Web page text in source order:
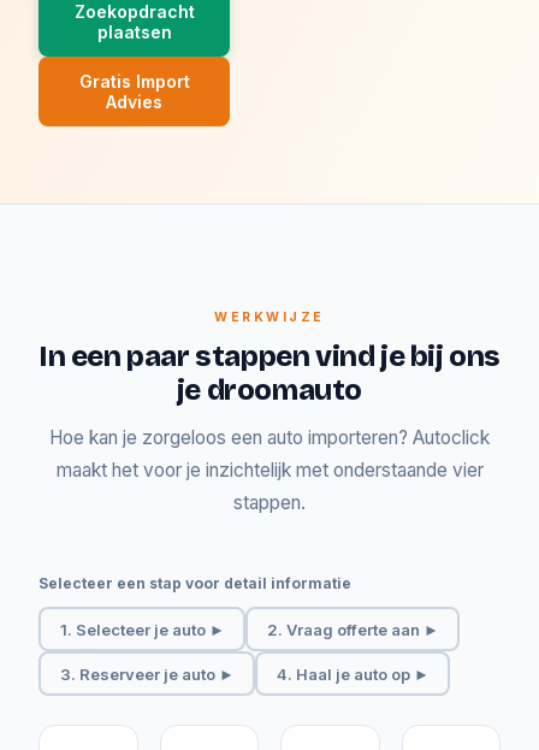
Zoekopdracht
plaatsen
Gratis Import
Advies
WERKWIJZE
In een paar stappen vind je bij ons
je droomauto
Hoe kan je zorgeloos een auto importeren? Autoclick
maakt het voor je inzichtelijk met onderstaande vier
stappen.
Selecteer een stap voor detail informatie
1. Selecteer je auto ► 2. Vraag offerte aan ►
3. Reserveer je auto ► 4. Haal je auto op ►